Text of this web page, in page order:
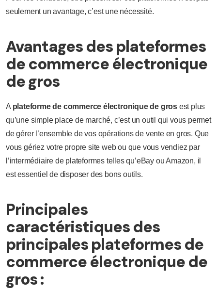
seulement un avantage, c’est une nécessité.
Avantages des plateformes
de commerce électronique
de gros
A plateforme de commerce électronique de gros est plus
qu’une simple place de marché, c’est un outil qui vous permet
de gérer l’ensemble de vos opérations de vente en gros. Que
vous gériez votre propre site web ou que vous vendiez par
l’intermédiaire de plateformes telles qu’eBay ou Amazon, il
est essentiel de disposer des bons outils.
Principales
caractéristiques des
principales plateformes de
commerce électronique de
gros :